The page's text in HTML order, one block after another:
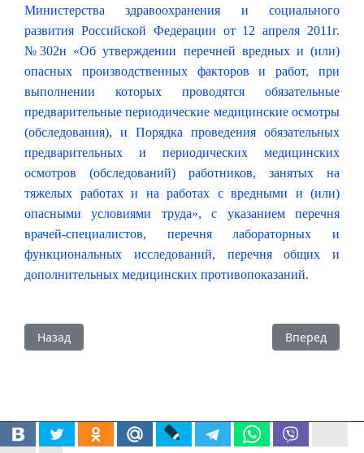
Министерства здравоохранения и социального
развития Российской Федерации от 12 апреля 2011г.
№302н «Об утверждении перечней вредных и (или)
опасных производственных факторов и работ, при
выполнении которых проводятся обязательные
предварительные периодические медицинские осмотры
(обследования), и Порядка проведения обязательных
предварительных и периодических медицинских
осмотров (обследований) работников, занятых на
тяжелых работах и на работах с вредными и (или)
опасными условиями труда», с указанием перечня
врачей-специалистов, перечня лабораторных и
функциональных исследований, перечня общих и
дополнительных медицинских противопоказаний.
Предыдущий: Актуальные вопросы – 2014
Назад Следующий:
Вперед